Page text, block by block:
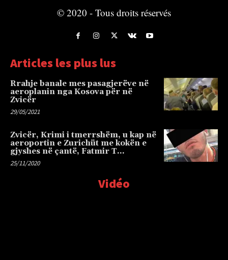
© 2020 - Tous droits réservés
Articles les plus lus
Rrahje banale mes pasagjerëve në
aeroplanin nga Kosova për në
Zvicër
29/05/2021
Zvicër, Krimi i tmerrshëm, u kap në
aeroportin e Zurichüt me kokën e
gjyshes në çantë, Fatmir T…
25/11/2020
Vidéo